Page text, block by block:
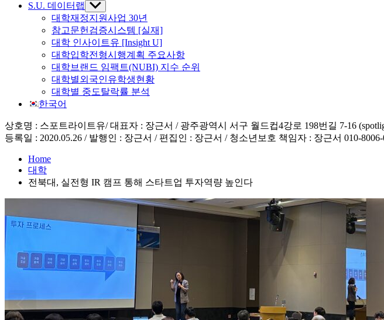
S.U. 데이터랩
Show
sub
menu
대학재정지원사업 30년
참고문헌검증시스템 [실재]
대학 인사이트유 [Insight U]
대학입학전형시행계획 주요사항
대학브랜드 임팩트(NUBI) 지수 순위
대학별외국인유학생현황
대학별 중도탈락률 분석
한국어
상호명 : 스포트라이트유/ 대표자 : 장근서 / 광주광역시 서구 월드컵4강로 198번길 7-16
등록일 : 2020.05.26 / 발행인 : 장근서 / 편집인 : 장근서 / 청소년보호 책임자 : 장근서 010-8006-
Home
대학
전북대, 실전형 IR 캠프 통해 스타트업 투자역량 높인다